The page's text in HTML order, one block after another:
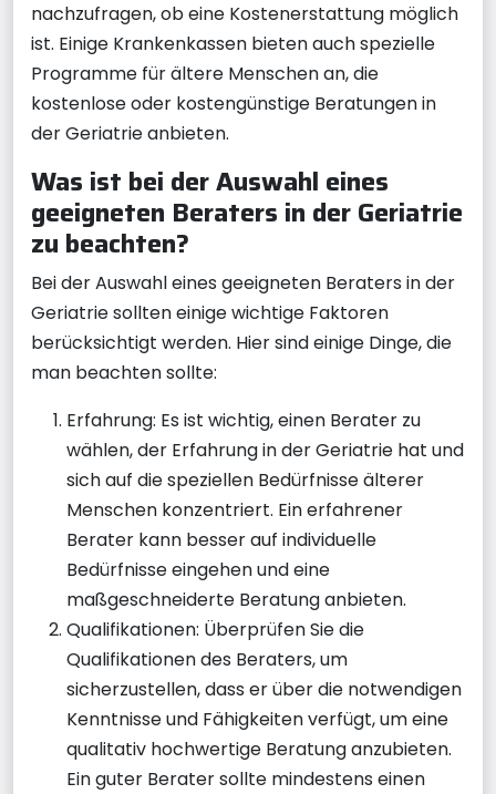
nachzufragen, ob eine Kostenerstattung möglich
ist. Einige Krankenkassen bieten auch spezielle
Programme für ältere Menschen an, die
kostenlose oder kostengünstige Beratungen in
der Geriatrie anbieten.
Was ist bei der Auswahl eines
geeigneten Beraters in der Geriatrie
zu beachten?
Bei der Auswahl eines geeigneten Beraters in der
Geriatrie sollten einige wichtige Faktoren
berücksichtigt werden. Hier sind einige Dinge, die
man beachten sollte:
Erfahrung: Es ist wichtig, einen Berater zu
wählen, der Erfahrung in der Geriatrie hat und
sich auf die speziellen Bedürfnisse älterer
Menschen konzentriert. Ein erfahrener
Berater kann besser auf individuelle
Bedürfnisse eingehen und eine
maßgeschneiderte Beratung anbieten.
Qualifikationen: Überprüfen Sie die
Qualifikationen des Beraters, um
sicherzustellen, dass er über die notwendigen
Kenntnisse und Fähigkeiten verfügt, um eine
qualitativ hochwertige Beratung anzubieten.
Ein guter Berater sollte mindestens einen